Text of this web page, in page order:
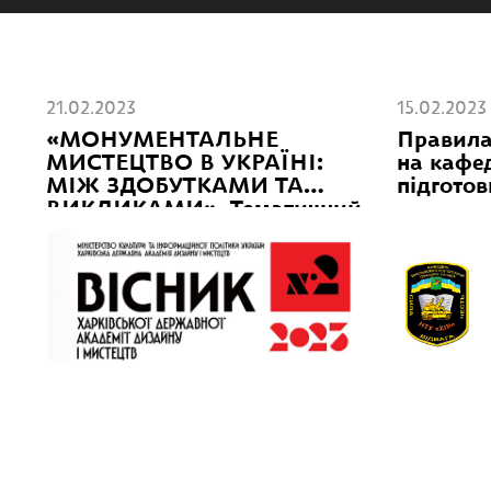
21.02.2023
«МОНУМЕНТАЛЬНЕ
МИСТЕЦТВО В УКРАЇНІ:
МІЖ ЗДОБУТКАМИ ТА
ВИКЛИКАМИ». Тематичний
«ВІСНИК Харківської
державної академії дизайну і
мистецтв», № 2 (2023)
15.02.2023
на